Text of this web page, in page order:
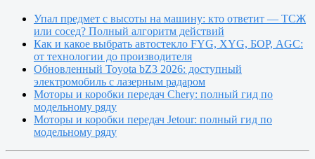
Упал предмет с высоты на машину: кто ответит — ТСЖ
или сосед? Полный алгоритм действий
Как и какое выбрать автостекло FYG, XYG, БОР, AGC:
от технологии до производителя
Обновленный Toyota bZ3 2026: доступный
электромобиль с лазерным радаром
Моторы и коробки передач Chery: полный гид по
модельному ряду
Моторы и коробки передач Jetour: полный гид по
модельному ряду